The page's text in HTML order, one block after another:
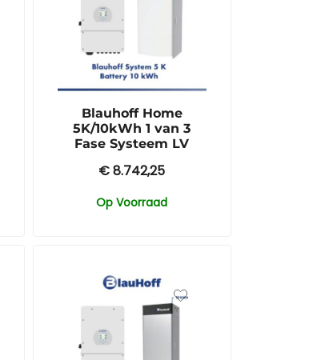
Blauhoff Home
5K/10kWh 1 van 3
Fase Systeem LV
€8.742,25
Op Voorraad